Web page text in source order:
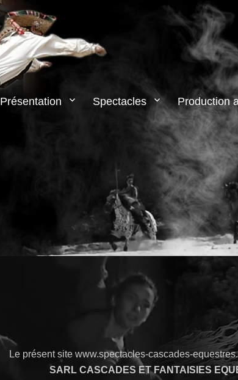
Présentation Spectacles Production
Le présent site www.spectacles-cascades-
SARL CASCADES ET FANTAISIES